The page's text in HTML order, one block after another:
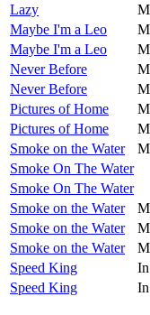
Lazy
Maybe I'm a Leo
Maybe I'm a Leo
Never Before
Never Before
Pictures of Home
Pictures of Home
Smoke on the Water
Smoke On The Water
Smoke On The Water
Smoke on the Water
Smoke on the Water
Smoke on the Water
Speed King
Speed King